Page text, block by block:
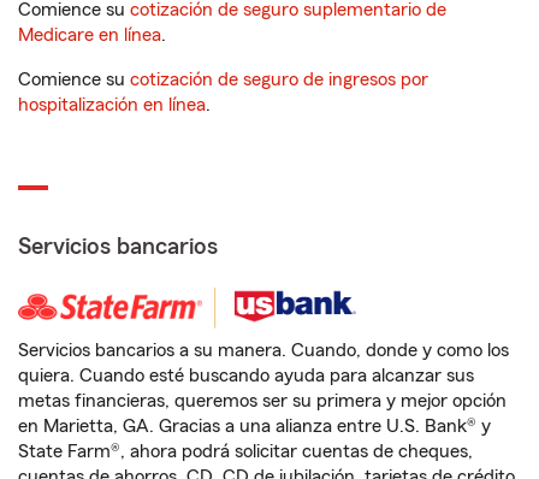
Comience su cotización de seguro suplementario de
Medicare en línea.
Comience su cotización de seguro de ingresos por
hospitalización en línea.
Servicios bancarios
Servicios bancarios a su manera. Cuando, donde y como los
quiera. Cuando esté buscando ayuda para alcanzar sus
metas financieras, queremos ser su primera y mejor opción
en Marietta, GA. Gracias a una alianza entre U.S. Bank® y
State Farm®, ahora podrá solicitar cuentas de cheques,